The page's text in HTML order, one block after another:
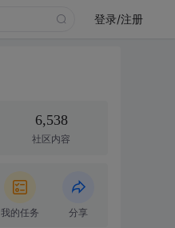
登录/注册
6,538
社区内容
我的任务 分享